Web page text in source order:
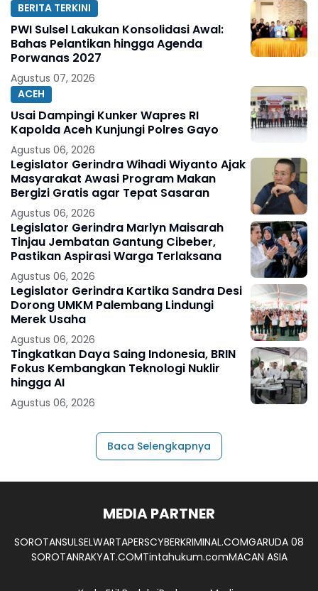
BERITA TERKINI
PWI Sulsel Lakukan Konsolidasi Awal:
Bahas Pelantikan hingga Agenda
Porwanas 2027
Agustus 07, 2026
ACEH
Usai Dampingi Kunker Wapres RI
Kapolda Aceh Kunjungi Polres Gayo
Agustus 06, 2026
Legislator Gerindra Wihadi Wiyanto Ajak
Masyarakat Awasi Program Makan
Bergizi Gratis agar Tepat Sasaran
Agustus 06, 2026
Legislator Gerindra Marlyn Maisarah
Tinjau Jembatan Gantung Cibeber,
Pastikan Aspirasi Warga Terlaksana
Agustus 06, 2026
Legislator Gerindra Kartika Sandra Desi
Dorong UMKM Palembang Lindungi
Merek Usaha
Agustus 06, 2026
Tingkatkan Daya Saing Indonesia, BRIN
Fokus Kembangkan Teknologi Nuklir
hingga AI
Agustus 06, 2026
Baca Selengkapnya
MEDIA PARTNER
SOROTANSULSELWARTAPERSCYBERKRIMINAL.COMGARUDA 08
SOROTANRAKYAT.COMTintahukum.comMACAN ASIA